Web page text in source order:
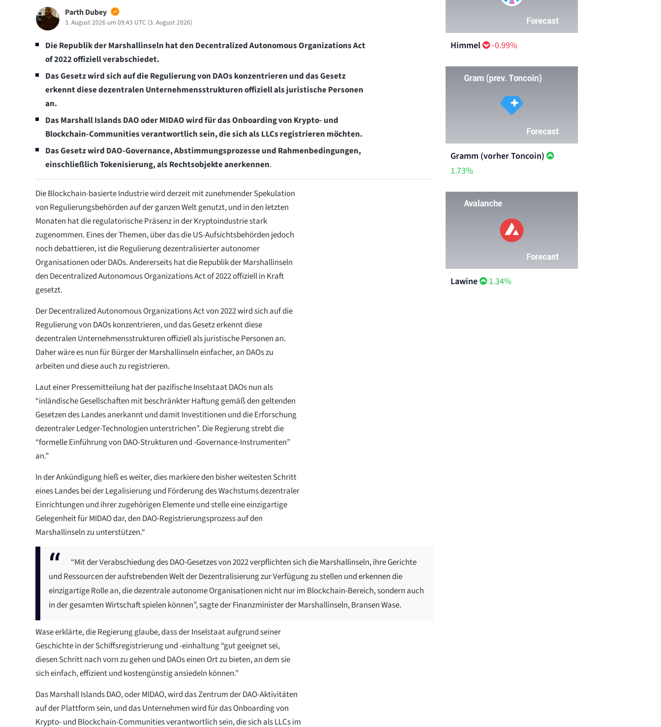
Parth Dubey
3. August 2026 um 09:43 UTC (3. August 2026)
Die Republik der Marshallinseln hat den Decentralized Autonomous Organizations Act
of 2022 offiziell verabschiedet.
Das Gesetz wird sich auf die Regulierung von DAOs konzentrieren und das Gesetz
erkennt diese dezentralen Unternehmensstrukturen offiziell als juristische Personen
an.
Das Marshall Islands DAO oder MIDAO wird für das Onboarding von Krypto- und
Blockchain-Communities verantwortlich sein, die sich als LLCs registrieren möchten.
Das Gesetz wird DAO-Governance, Abstimmungsprozesse und Rahmenbedingungen,
einschließlich Tokenisierung, als Rechtsobjekte anerkennen.
Die Blockchain-basierte Industrie wird derzeit mit zunehmender Spekulation
von Regulierungsbehörden auf der ganzen Welt genutzt, und in den letzten
Monaten hat die regulatorische Präsenz in der Kryptoindustrie stark
zugenommen. Eines der Themen, über das die US-Aufsichtsbehörden jedoch
noch debattieren, ist die Regulierung dezentralisierter autonomer
Organisationen oder DAOs. Andererseits hat die Republik der Marshallinseln
den Decentralized Autonomous Organizations Act of 2022 offiziell in Kraft
gesetzt.
Der Decentralized Autonomous Organizations Act von 2022 wird sich auf die
Regulierung von DAOs konzentrieren, und das Gesetz erkennt diese
dezentralen Unternehmensstrukturen offiziell als juristische Personen an.
Daher wäre es nun für Bürger der Marshallinseln einfacher, an DAOs zu
arbeiten und diese auch zu registrieren.
Laut einer Pressemitteilung hat der pazifische Inselstaat DAOs nun als
“inländische Gesellschaften mit beschränkter Haftung gemäß den geltenden
Gesetzen des Landes anerkannt und damit Investitionen und die Erforschung
dezentraler Ledger-Technologien unterstrichen”. Die Regierung strebt die
“formelle Einführung von DAO-Strukturen und -Governance-Instrumenten”
an.”
In der Ankündigung hieß es weiter, dies markiere den bisher weitesten Schritt
eines Landes bei der Legalisierung und Förderung des Wachstums dezentraler
Einrichtungen und ihrer zugehörigen Elemente und stelle eine einzigartige
Gelegenheit für MIDAO dar, den DAO-Registrierungsprozess auf den
Marshallinseln zu unterstützen.“
“Mit der Verabschiedung des DAO-Gesetzes von 2022 verpflichten sich die Marshallinseln, ihre Gerichte
und Ressourcen der aufstrebenden Welt der Dezentralisierung zur Verfügung zu stellen und erkennen die
einzigartige Rolle an, die dezentrale autonome Organisationen nicht nur im Blockchain-Bereich, sondern auch
in der gesamten Wirtschaft spielen können”, sagte der Finanzminister der Marshallinseln, Bransen Wase.
Wase erklärte, die Regierung glaube, dass der Inselstaat aufgrund seiner
Geschichte in der Schiffsregistrierung und -einhaltung “gut geeignet sei,
diesen Schritt nach vorn zu gehen und DAOs einen Ort zu bieten, an dem sie
sich einfach, effizient und kostengünstig ansiedeln können.”
Das Marshall Islands DAO, oder MIDAO, wird das Zentrum der DAO-Aktivitäten
auf der Plattform sein, und das Unternehmen wird für das Onboarding von
Krypto- und Blockchain-Communities verantwortlich sein, die sich als LLCs im
Himmel -0.99%
Gramm (vorher Toncoin)
1.73%
Lawine 1.34%